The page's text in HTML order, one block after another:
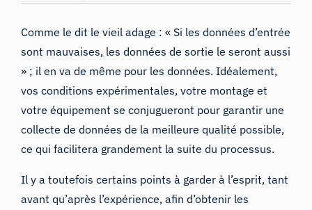
Comme le dit le vieil adage : « Si les données d’entrée
sont mauvaises, les données de sortie le seront aussi
» ; il en va de même pour les données. Idéalement,
vos conditions expérimentales, votre montage et
votre équipement se conjugueront pour garantir une
collecte de données de la meilleure qualité possible,
ce qui facilitera grandement la suite du processus.
Il y a toutefois certains points à garder à l’esprit, tant
avant qu’après l’expérience, afin d’obtenir les